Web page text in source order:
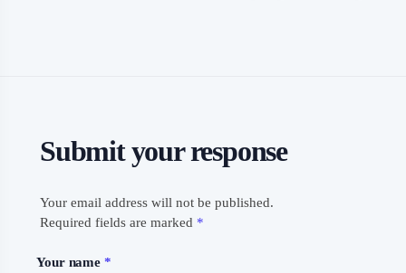
Submit your response
Your email address will not be published.
Required fields are marked *
Your name *